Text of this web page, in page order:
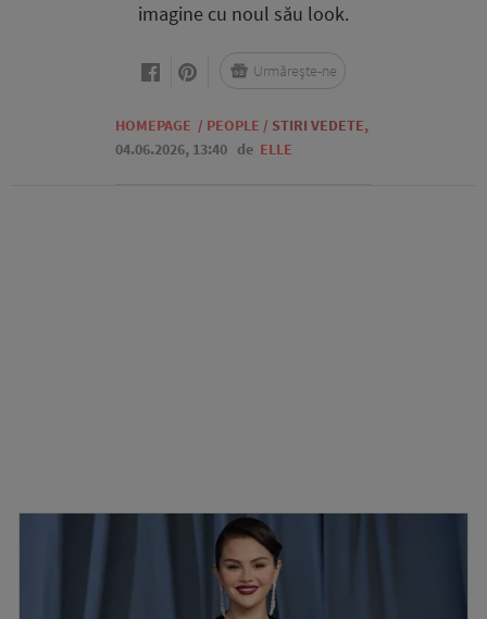
imagine cu noul său look.
HOMEPAGE / PEOPLE / STIRI VEDETE,
04.06.2026, 13:40 de ELLE
Urmărește-ne